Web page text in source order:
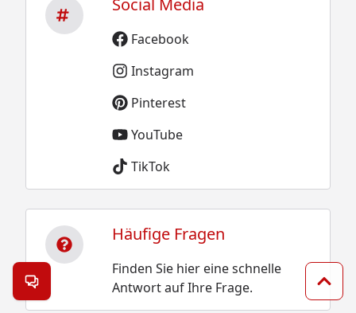
Facebook
Instagram
Pinterest
YouTube
TikTok
Häufige Fragen
Finden Sie hier eine schnelle
Antwort auf Ihre Frage.
Kontakt öffnen